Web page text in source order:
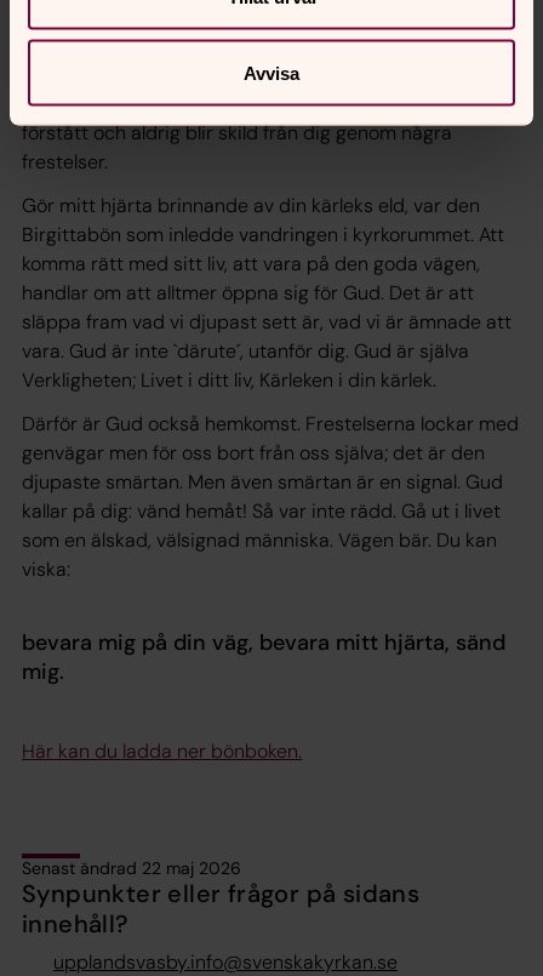
Avvisa
O Herre, allsmäktige Gud! Sänd din Helige Ande för att
upplysa mitt hjärta och styrka mig på min väg, så att jag
kan fortsätta det goda, som jag genom din ingivelse
förstått och aldrig blir skild från dig genom några
frestelser.
Gör mitt hjärta brinnande av din kärleks eld, var den
Birgittabön som inledde vandringen i kyrkorummet. Att
komma rätt med sitt liv, att vara på den goda vägen,
handlar om att alltmer öppna sig för Gud. Det är att
släppa fram vad vi djupast sett är, vad vi är ämnade att
vara. Gud är inte `därute´, utanför dig. Gud är själva
Verkligheten; Livet i ditt liv, Kärleken i din kärlek.
Därför är Gud också hemkomst. Frestelserna lockar med
genvägar men för oss bort från oss själva; det är den
djupaste smärtan. Men även smärtan är en signal. Gud
kallar på dig: vänd hemåt! Så var inte rädd. Gå ut i livet
som en älskad, välsignad människa. Vägen bär. Du kan
viska:
bevara mig på din väg, bevara mitt hjärta, sänd
mig.
Här kan du ladda ner bönboken.
Senast ändrad 22 maj 2026
Synpunkter eller frågor på sidans
innehåll?
upplandsvasby.info@svenskakyrkan.se